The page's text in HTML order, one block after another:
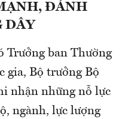
ĐÁNH
DÂY
Trưởng ban Thường
gia, Bộ trưởng Bộ
nhận những nỗ lực
ngành, lực lượng